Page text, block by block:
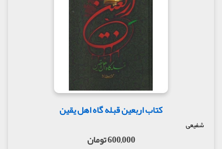
کتاب اربعین قبله گاه اهل یقین
شفیعی
600,000 تومان